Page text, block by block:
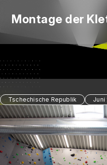
Montage der
Tschechische Republik Juni